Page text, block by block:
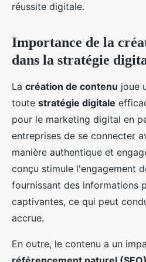
réussite digitale.
Importance de la
dans la stratégie
La création de contenu joue
toute stratégie digitale
pour le marketing digital en
entreprises de se connecter
manière authentique et
conçu stimule l'engagement
fournissant des informations
captivantes, ce qui peut
accrue.
En outre, le contenu a un